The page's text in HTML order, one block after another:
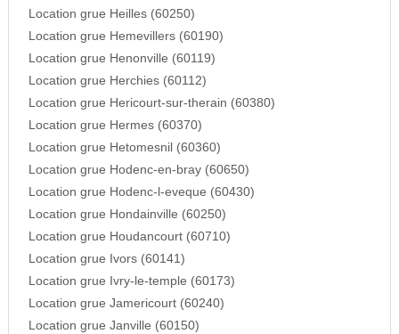
Location grue Heilles (60250)
Location grue Hemevillers (60190)
Location grue Henonville (60119)
Location grue Herchies (60112)
Location grue Hericourt-sur-therain (60380)
Location grue Hermes (60370)
Location grue Hetomesnil (60360)
Location grue Hodenc-en-bray (60650)
Location grue Hodenc-l-eveque (60430)
Location grue Hondainville (60250)
Location grue Houdancourt (60710)
Location grue Ivors (60141)
Location grue Ivry-le-temple (60173)
Location grue Jamericourt (60240)
Location grue Janville (60150)